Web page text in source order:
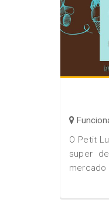
O Petit
super
mercado